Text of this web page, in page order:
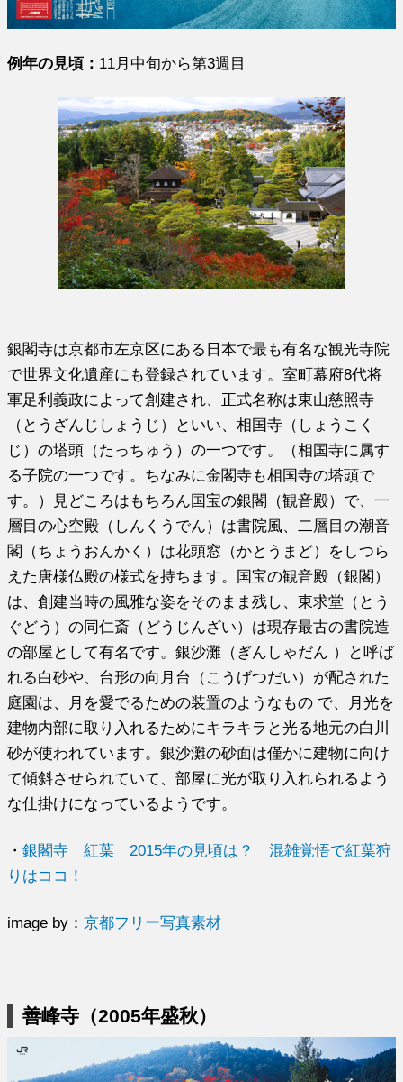
例年の見頃： 11月中旬から第3週目
銀閣寺は京都市左京区にある日本で最も有名な観光寺院
で世界文化遺産にも登録されています。室町幕府8代将
軍足利義政によって創建され、正式名称は東山慈照寺
（とうざんじしょうじ）といい、相国寺（しょうこく
じ）の塔頭（たっちゅう）の一つです。（相国寺に属す
る子院の一つです。ちなみに金閣寺も相国寺の塔頭で
す。）見どころはもちろん国宝の銀閣（観音殿）で、一
層目の心空殿（しんくうでん）は書院風、二層目の潮音
閣（ちょうおんかく）は花頭窓（かとうまど）をしつら
えた唐様仏殿の様式を持ちます。国宝の観音殿（銀閣）
は、創建当時の風雅な姿をそのまま残し、東求堂（とう
ぐどう）の同仁斎（どうじんざい）は現存最古の書院造
の部屋として有名です。銀沙灘（ぎんしゃだん ）と呼ば
れる白砂や、台形の向月台（こうげつだい）が配された
庭園は、月を愛でるための装置のようなもの で、月光を
建物内部に取り入れるためにキラキラと光る地元の白川
砂が使われています。銀沙灘の砂面は僅かに建物に向け
て傾斜させられていて、部屋に光が取り入れられるよう
な仕掛けになっているようです。
・銀閣寺 紅葉 2015年の見頃は？ 混雑覚悟で紅葉狩
りはココ！
image by：京都フリー写真素材
善峰寺（2005年盛秋）